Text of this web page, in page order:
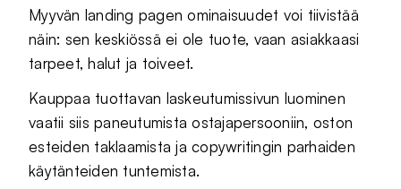
Myyvän landing pagen ominaisuudet voi tiivistää
näin: sen keskiössä ei ole tuote, vaan asiakkaasi
tarpeet, halut ja toiveet.
Kauppaa tuottavan laskeutumissivun luominen
vaatii siis paneutumista ostajapersooniin, oston
esteiden taklaamista ja copywritingin parhaiden
käytänteiden tuntemista.